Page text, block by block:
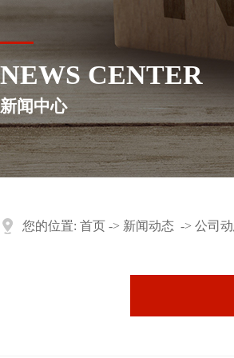
NEWS CENTER
新闻中心
您的位置: 首页 -> 新闻动态 -> 公司